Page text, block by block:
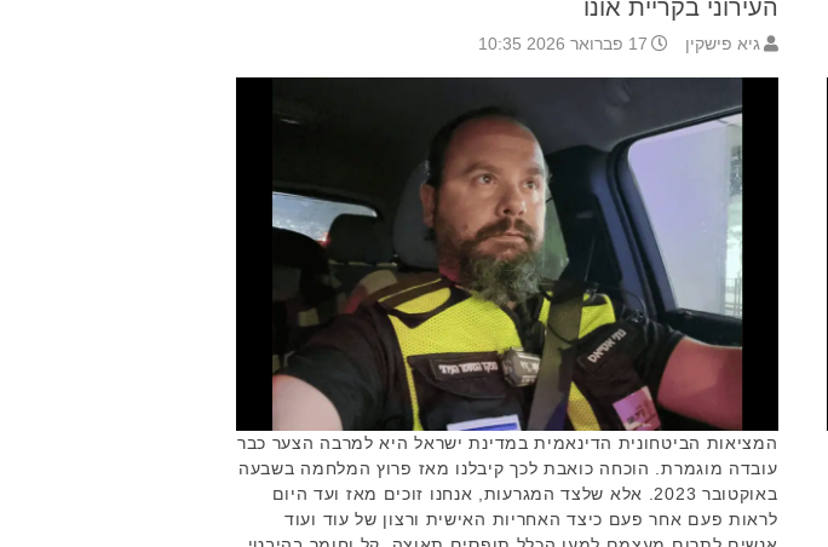
העירוני בקריית אונו
גיא פישקין 17 פברואר 2026 10:35
המציאות הביטחונית הדינאמית במדינת ישראל היא למרבה הצער כבר
עובדה מוגמרת. הוכחה כואבת לכך קיבלנו מאז פרוץ המלחמה בשבעה
באוקטובר 2023. אלא שלצד המגרעות, אנחנו זוכים מאז ועד היום
לראות פעם אחר פעם כיצד האחריות האישית ורצון של עוד ועוד